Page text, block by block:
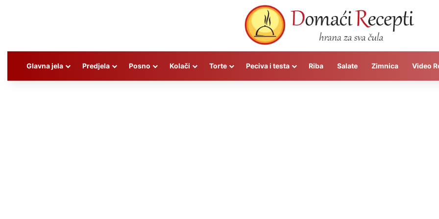
Glavna jela Predjela Posno Kolači Torte Peciva i testa Riba Salate Zimnica Video